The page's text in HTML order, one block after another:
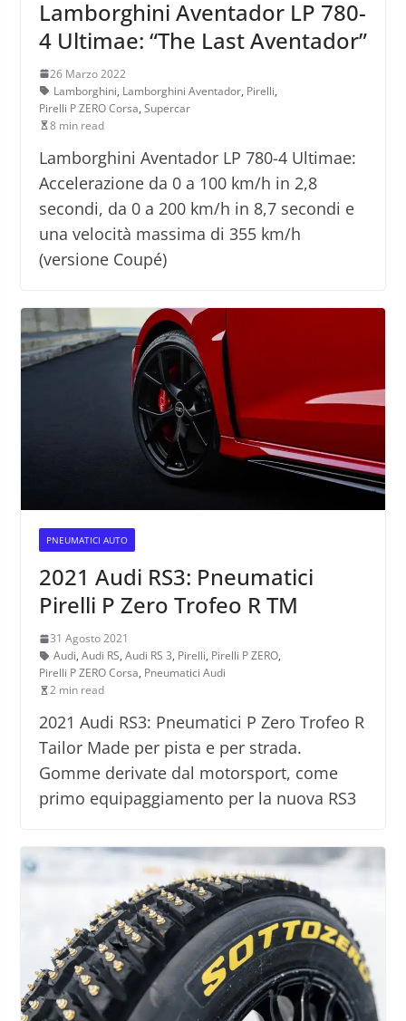
Lamborghini Aventador LP 780-
4 Ultimae: “The Last Aventador”
26 Marzo 2022
Lamborghini, Lamborghini Aventador, Pirelli,
Pirelli P ZERO Corsa, Supercar
8 min read
Lamborghini Aventador LP 780-4 Ultimae:
Accelerazione da 0 a 100 km/h in 2,8
secondi, da 0 a 200 km/h in 8,7 secondi e
una velocità massima di 355 km/h
(versione Coupé)
PNEUMATICI AUTO
2021 Audi RS3: Pneumatici
Pirelli P Zero Trofeo R TM
31 Agosto 2021
Audi, Audi RS, Audi RS 3, Pirelli, Pirelli P ZERO,
Pirelli P ZERO Corsa, Pneumatici Audi
2 min read
2021 Audi RS3: Pneumatici P Zero Trofeo R
Tailor Made per pista e per strada.
Gomme derivate dal motorsport, come
primo equipaggiamento per la nuova RS3